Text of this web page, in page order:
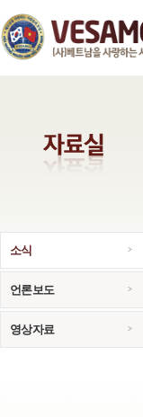
소식
언론보도
영상자료